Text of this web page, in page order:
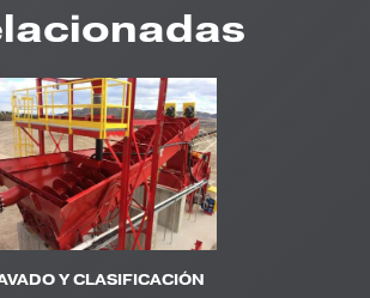
Y CLASIFICACIÓN